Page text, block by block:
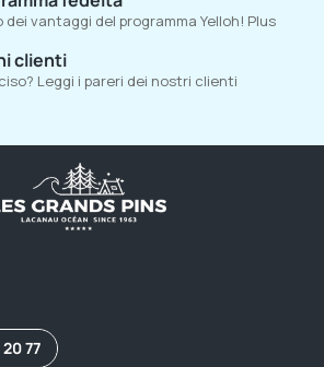
dei vantaggi del programma Yelloh! Plus
clienti
Leggi i pareri dei nostri clienti
77